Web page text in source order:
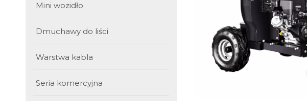
Mini wozidło
Dmuchawy do liści
Warstwa kabla
Seria komercyjna